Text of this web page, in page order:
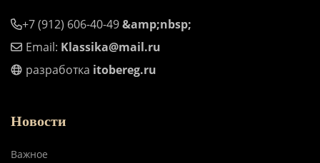
+7 (912) 606-40-49&amp;nbsp;
Email: Klassika@mail.ru
разработка itobereg.ru
Новости
Важное